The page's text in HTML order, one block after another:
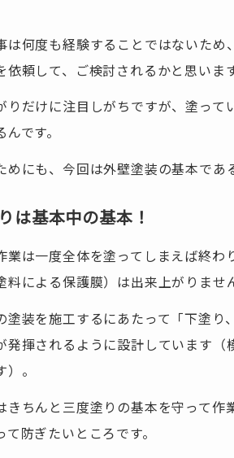
は何度も経験することではないた
依頼して、ご検討されるかと思います
りだけに注目しがちですが、塗っ
です。
めにも、今回は外壁塗装の基本であ
は基本中の基本！
業は一度全体を塗ってしまえば終
料による保護膜）は出来上がりませ
塗装を施工するにあたって「下塗
発揮されるように設計しています
。
きちんと三度塗りの基本を守って
防ぎたいところです。